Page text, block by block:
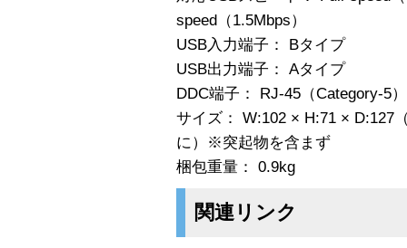
speed（1.5Mbps）
USB入力端子： Bタイプ
USB出力端子： Aタイプ
DDC端子： RJ-45（Category-5）
サイズ： W:102 × H:71 × D:127
に）※突起物を含まず
梱包重量： 0.9kg
関連リンク